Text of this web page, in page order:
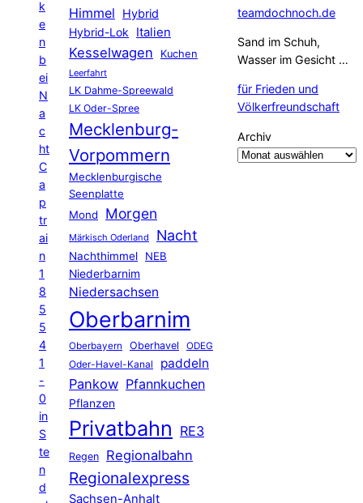
k
e
n
b
ei
N
a
c
ht
C
a
p
tr
ai
n
1
8
5
5
4
1
-
0
in
S
te
n
d
Himmel
Hybrid
Hybrid-Lok Italien
Kesselwagen Kuchen
Leerfahrt
LK Dahme-Spreewald
LK Oder-Spree
Mecklenburg-
Vorpommern
Mecklenburgische
Seenplatte
Mond
Morgen
Märkisch Oderland Nacht
Nachthimmel
NEB
Niederbarnim
Niedersachsen
Oberbarnim
Oberbayern Oberhavel ODEG
Oder-Havel-Kanal paddeln
Pankow Pfannkuchen
Pflanzen
Privatbahn RE3
Regen Regionalbahn
Regionalexpress
Sachsen-Anhalt
teamdochnoch.de
Sand im Schuh,
Wasser im Gesicht …
für Frieden und
Völkerfreundschaft
Archiv